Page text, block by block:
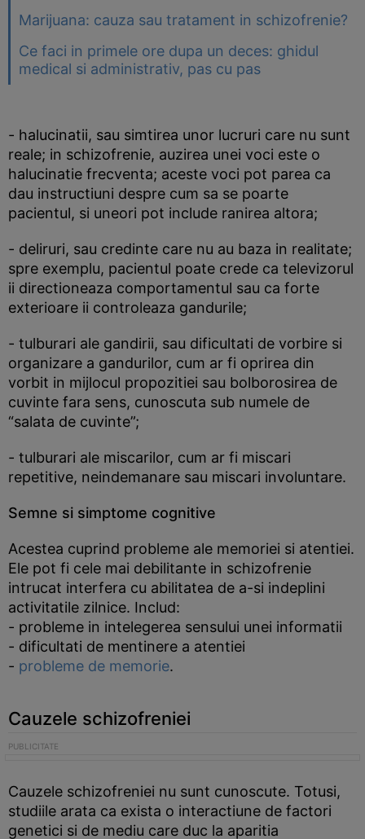
Marijuana: cauza sau tratament in schizofrenie?
Ce faci in primele ore dupa un deces: ghidul
medical si administrativ, pas cu pas
- halucinatii, sau simtirea unor lucruri care nu sunt
reale; in schizofrenie, auzirea unei voci este o
halucinatie frecventa; aceste voci pot parea ca
dau instructiuni despre cum sa se poarte
pacientul, si uneori pot include ranirea altora;
- deliruri, sau credinte care nu au baza in realitate;
spre exemplu, pacientul poate crede ca televizorul
ii directioneaza comportamentul sau ca forte
exterioare ii controleaza gandurile;
- tulburari ale gandirii, sau dificultati de vorbire si
organizare a gandurilor, cum ar fi oprirea din
vorbit in mijlocul propozitiei sau bolborosirea de
cuvinte fara sens, cunoscuta sub numele de
“salata de cuvinte”;
- tulburari ale miscarilor, cum ar fi miscari
repetitive, neindemanare sau miscari involuntare.
Semne si simptome cognitive
Acestea cuprind probleme ale memoriei si atentiei.
Ele pot fi cele mai debilitante in schizofrenie
intrucat interfera cu abilitatea de a-si indeplini
activitatile zilnice. Includ:
- probleme in intelegerea sensului unei informatii
- dificultati de mentinere a atentiei
- probleme de memorie.
Cauzele schizofreniei
Cauzele schizofreniei nu sunt cunoscute. Totusi,
studiile arata ca exista o interactiune de factori
genetici si de mediu care duc la aparitia